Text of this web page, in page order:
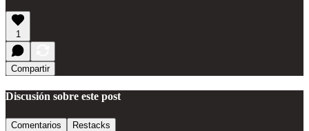
1
Compartir
Discusión sobre este post
Comentarios Restacks